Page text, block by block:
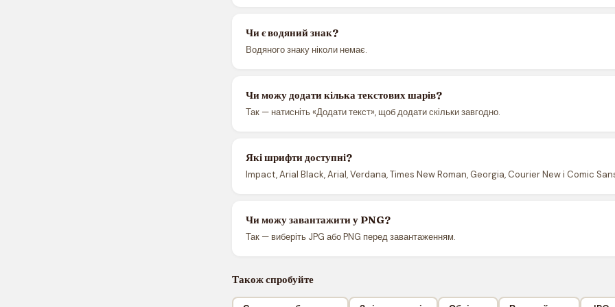
Чи є водяний знак?
Водяного знаку ніколи немає.
Чи можу додати кілька текстових шарів?
Так — натисніть «Додати текст», щоб додати скільки завгодно.
Які шрифти доступні?
Impact, Arial Black, Arial, Verdana, Times New Roman, Georgia, Courier New і Comic
Чи можу завантажити у PNG?
Так — виберіть JPG або PNG перед завантаженням.
Також спробуйте